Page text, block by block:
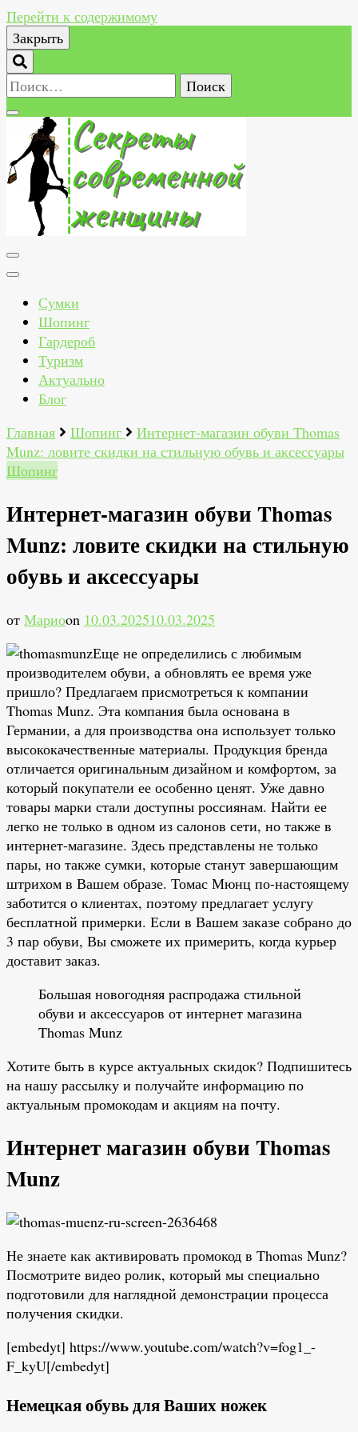
Перейти к содержимому
Закрыть
Найти:
Секреты современной женщины
Как всегда быть стильной, красивой, здоровой и
счастливой женщиной
Сумки
Шопинг
Гардероб
Туризм
Актуально
Блог
Главная
Шопинг
Интернет-магазин обуви Thomas
Munz: ловите скидки на стильную обувь и аксессуары
Шопинг
Интернет-магазин обуви Thomas
Munz: ловите скидки на стильную
обувь и аксессуары
от Мариоon 10.03.202510.03.2025
Еще не определились с любимым
производителем обуви, а обновлять ее время уже
пришло? Предлагаем присмотреться к компании
Thomas Munz. Эта компания была основана в
Германии, а для производства она использует только
высококачественные материалы. Продукция бренда
отличается оригинальным дизайном и комфортом, за
который покупатели ее особенно ценят. Уже давно
товары марки стали доступны россиянам. Найти ее
легко не только в одном из салонов сети, но также в
интернет-магазине. Здесь представлены не только
пары, но также сумки, которые станут завершающим
штрихом в Вашем образе. Томас Мюнц по-настоящему
заботится о клиентах, поэтому предлагает услугу
бесплатной примерки. Если в Вашем заказе собрано до
3 пар обуви, Вы сможете их примерить, когда курьер
доставит заказ.
Большая новогодняя распродажа стильной
обуви и аксессуаров от интернет магазина
Thomas Munz
Хотите быть в курсе актуальных скидок? Подпишитесь
на нашу рассылку и получайте информацию по
актуальным промокодам и акциям на почту.
Интернет магазин обуви Thomas
Munz
Не знаете как активировать промокод в Thomas Munz?
Посмотрите видео ролик, который мы специально
подготовили для наглядной демонстрации процесса
получения скидки.
[embedyt] https://www.youtube.com/watch?v=fog1_-
F_kyU[/embedyt]
Немецкая обувь для Ваших ножек